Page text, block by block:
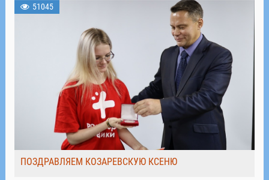
51045
ПОЗДРАВЛЯЕМ КОЗАРЕВСКУЮ КСЕНЮ